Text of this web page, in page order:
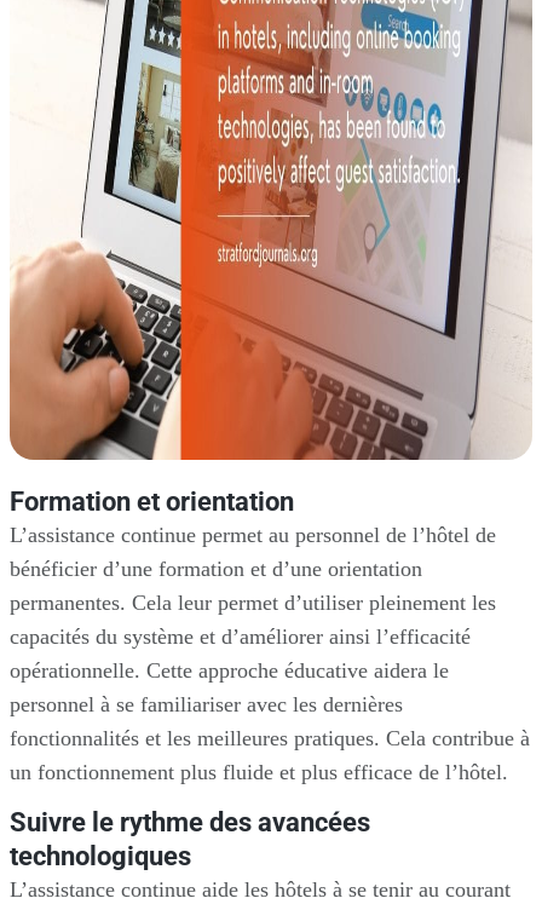
Formation et orientation
L’assistance continue permet au personnel de l’hôtel de
bénéficier d’une formation et d’une orientation
permanentes. Cela leur permet d’utiliser pleinement les
capacités du système et d’améliorer ainsi l’efficacité
opérationnelle. Cette approche éducative aidera le
personnel à se familiariser avec les dernières
fonctionnalités et les meilleures pratiques. Cela contribue à
un fonctionnement plus fluide et plus efficace de l’hôtel.
Suivre le rythme des avancées
technologiques
L’assistance continue aide les hôtels à se tenir au courant